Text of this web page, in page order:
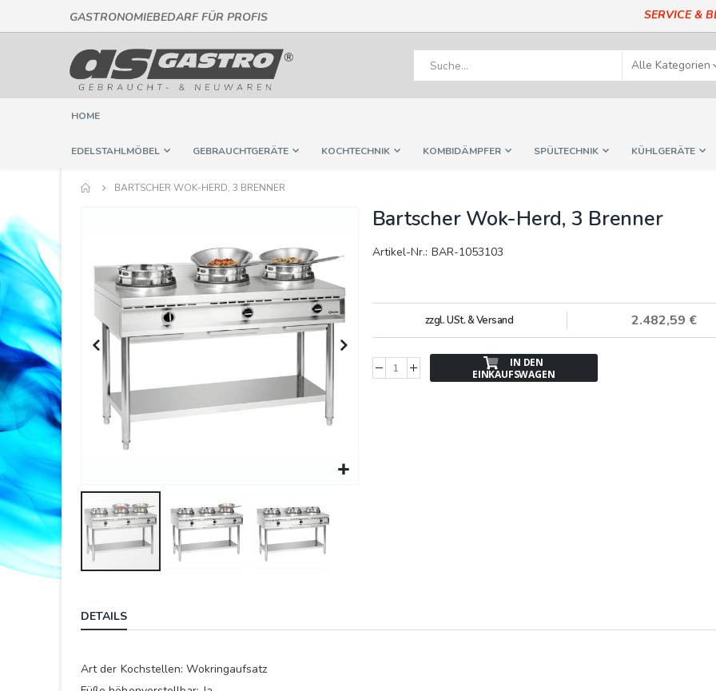
GASTRONOMIEBEDARF FÜR PROFIS
zum
Inhalt
SERVICE &
HOME
EDELSTAHLMÖBEL GEBRAUCHTGERÄTE KOCHTECHNIK KOMBIDÄMPFER SPÜLTECHNIK KÜHLGERÄTE
BARTSCHER WOK-HERD, 3 BRENNER
Bildergalerie
Anfang
Bartscher Wok-Herd, 3 Brenner
Artikel-Nr.: BAR-1053103
2.482,59 €
zzgl. USt. & Versand
IN DEN
EINKAUFSWAGEN
DETAILS
Art der Kochstellen: Wokringaufsatz